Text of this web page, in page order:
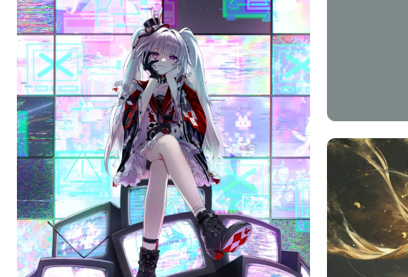
查看
--
下载
--
分类
--
主色调
--
发布 未知设备 在主题许可下可免费使用
实时弹幕
弹幕会在下方多行滚动展示；匿名发送有数量和频率限制。
正在加载弹幕...
选择图片
标题
分类
标签 (逗号分隔)